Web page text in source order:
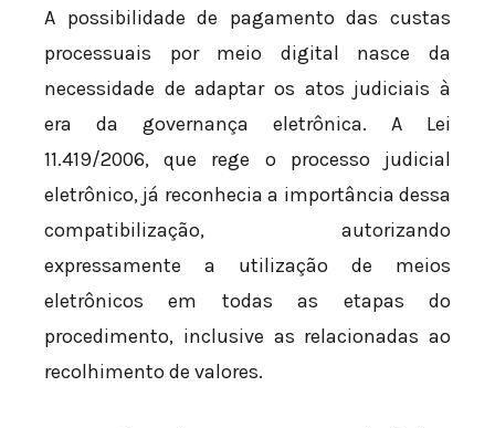
A possibilidade de pagamento das custas
processuais por meio digital nasce da
necessidade de adaptar os atos judiciais à
era da governança eletrônica. A Lei
11.419/2006, que rege o processo judicial
eletrônico, já reconhecia a importância dessa
compatibilização, autorizando
expressamente a utilização de meios
eletrônicos em todas as etapas do
procedimento, inclusive as relacionadas ao
recolhimento de valores.